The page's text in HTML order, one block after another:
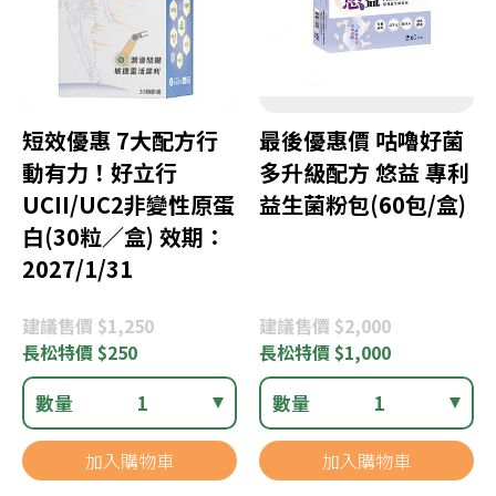
短效優惠 7大配方行
動有力！好立行
UCII/UC2非變性原蛋
白(30粒／盒) 效期：
2027/1/31
建議售價 $1,250
長松特價 $250
數量 1
加入購物車
最後優惠價 咕嚕好菌
多升級配方 悠益 專利
益生菌粉包(60包/盒)
建議售價 $2,000
長松特價 $1,000
數量 1
加入購物車